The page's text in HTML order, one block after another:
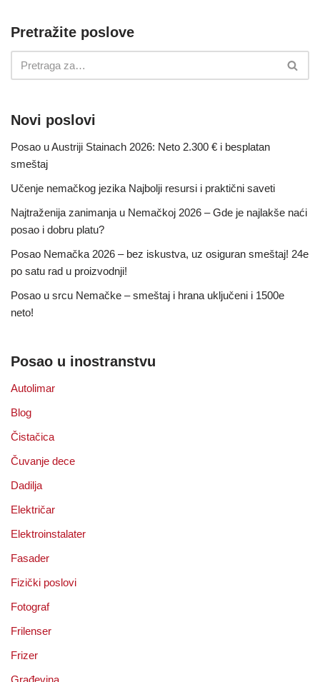
Pretražite poslove
Novi poslovi
Posao u Austriji Stainach 2026: Neto 2.300 € i besplatan
smeštaj
Učenje nemačkog jezika Najbolji resursi i praktični saveti
Najtraženija zanimanja u Nemačkoj 2026 – Gde je najlakše naći
posao i dobru platu?
Posao Nemačka 2026 – bez iskustva, uz osiguran smeštaj! 24e
po satu rad u proizvodnji!
Posao u srcu Nemačke – smeštaj i hrana uključeni i 1500e
neto!
Posao u inostranstvu
Autolimar
Blog
Čistačica
Čuvanje dece
Dadilja
Električar
Elektroinstalater
Fasader
Fizički poslovi
Fotograf
Frilenser
Frizer